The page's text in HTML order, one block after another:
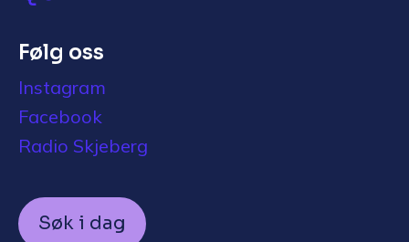
Følg oss
Instagram
Facebook
Radio Skjeberg
Søk i dag